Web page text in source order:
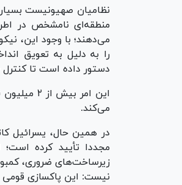
نظامیان صهیونیست بسیار
منطقه‌ای نامشخص در
می‌دهند؛ با وجود این،
را به دلیل به تعویق
دستور داده است تا کنترل ۷۰ درصد غزه را به دست گیرد.
این امر
می‌کند.
در همین حال، یسرائیل
مجددا تأیید کرده است؛
زیرساخت‌های ضروری،
نیست: این پاکسازی